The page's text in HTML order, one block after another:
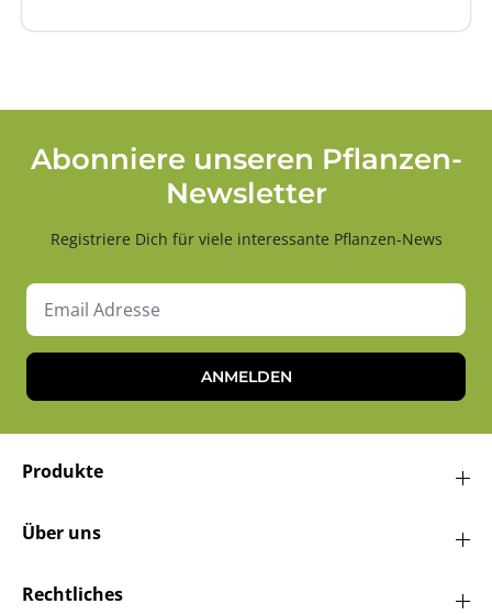
Abonniere unseren Pflanzen-
Newsletter
Registriere Dich für viele interessante Pflanzen-News
ANMELDEN
Produkte
Über uns
Rechtliches